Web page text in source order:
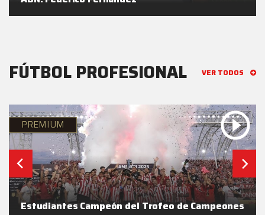
FÚTBOL PROFESIONAL VER TODOS
PREMIUM
Estudiantes Campeón del Trofeo de Campeones